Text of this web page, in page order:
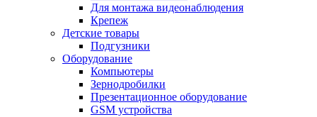
Для монтажа видеонаблюдения
Крепеж
Детские товары
Подгузники
Оборудование
Компьютеры
Зернодробилки
Презентационное оборудование
GSM устройства